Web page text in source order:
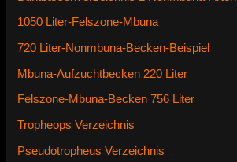
1050 Liter-Felszone-Mbuna
720 Liter-Nonmbuna-Becken-Beispiel
Mbuna-Aufzuchtbecken 220 Liter
Felszone-Mbuna-Becken 756 Liter
Tropheops Verzeichnis
Pseudotropheus Verzeichnis